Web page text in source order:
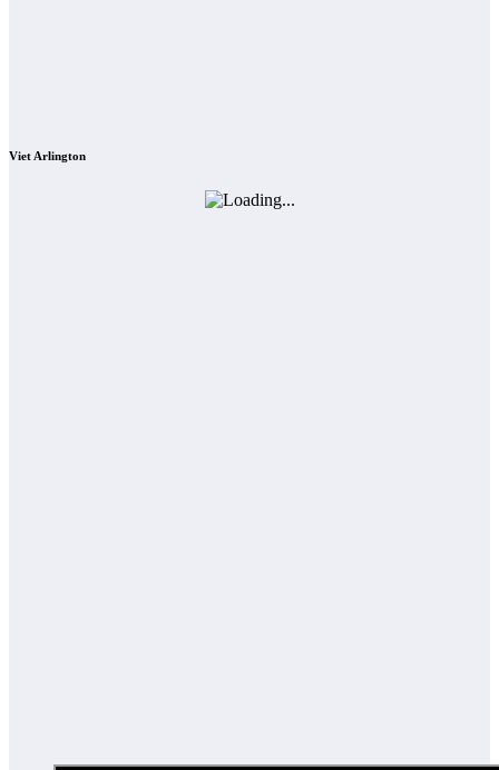
Viet Arlington